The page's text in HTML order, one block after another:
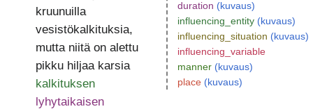
kruunuilla
vesistökalkituksia,
mutta niitä on alettu
pikku hiljaa karsia
kalkituksen
lyhytaikaisen
duration (kuvaus)
influencing_entity (kuvaus)
influencing_situation (kuvaus)
influencing_variable
manner (kuvaus)
place (kuvaus)